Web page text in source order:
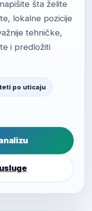
šta želite
lokalne pozicije
tehničke,
i predložiti
po uticaju